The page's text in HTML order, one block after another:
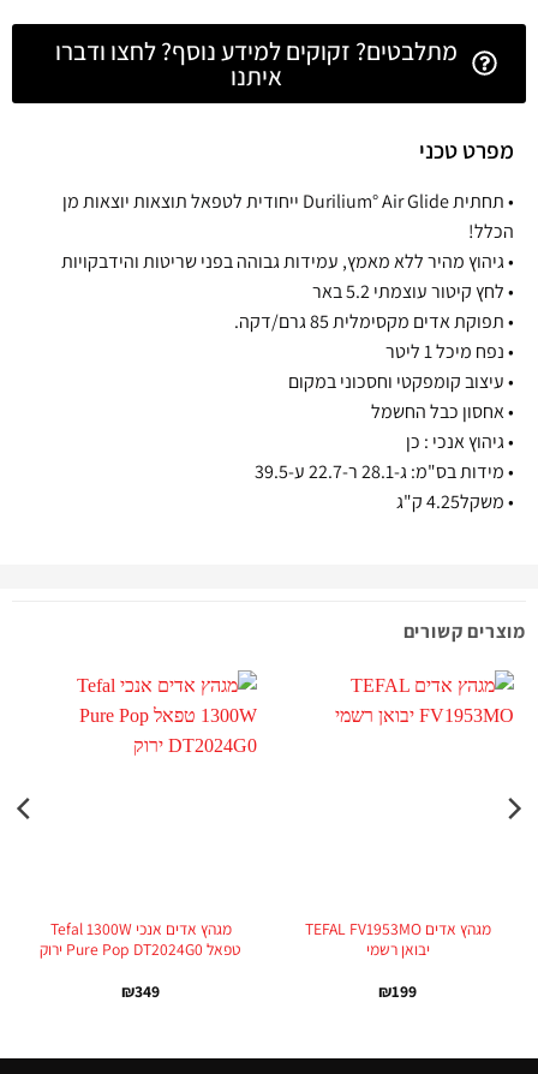
מתלבטים? זקוקים למידע נוסף? לחצו ודברו
איתנו
מפרט טכני
• תחתית Durilium° Air Glide ייחודית לטפאל תוצאות יוצאות מן
הכלל!
• גיהוץ מהיר ללא מאמץ, עמידות גבוהה בפני שריטות והידבקויות
• לחץ קיטור עוצמתי 5.2 באר
• תפוקת אדים מקסימלית 85 גרם/דקה.
• נפח מיכל 1 ליטר
• עיצוב קומפקטי וחסכוני במקום
• אחסון כבל החשמל
• גיהוץ אנכי : כן
• מידות בס"מ: ג-28.1 ר-22.7 ע-39.5
• משקל4.25 ק"ג
מוצרים קשורים
מגהץ אדים TEFAL FV1953MO
יבואן רשמי
₪199
מגהץ אדים אנכי Tefal 1300W
טפאל Pure Pop DT2024G0 ירוק
₪349